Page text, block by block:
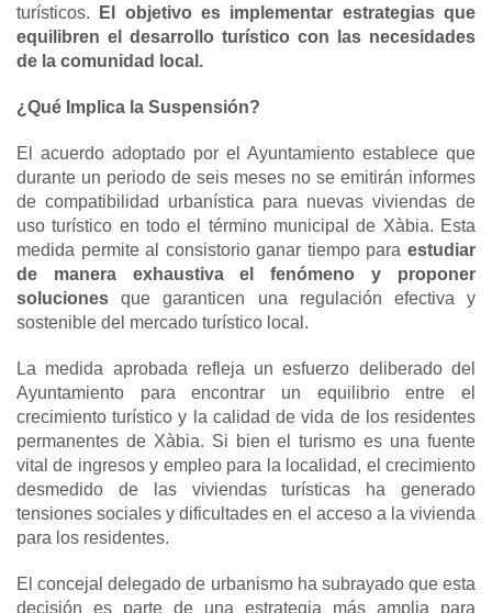
turísticos.
El objetivo es implementar estrategias que
equilibren el desarrollo turístico con las necesidades
de la comunidad local.
¿Qué Implica la Suspensión?
El acuerdo adoptado por el Ayuntamiento establece que
durante un periodo de seis meses no se emitirán informes
de compatibilidad urbanística para nuevas viviendas de
uso turístico en todo el término municipal de Xàbia. Esta
medida permite al consistorio ganar tiempo para estudiar
de manera exhaustiva el fenómeno y proponer
soluciones que garanticen una regulación efectiva y
sostenible del mercado turístico local.
La medida aprobada refleja un esfuerzo deliberado del
Ayuntamiento para encontrar un equilibrio entre el
crecimiento turístico y la calidad de vida de los residentes
permanentes de Xàbia. Si bien el turismo es una fuente
vital de ingresos y empleo para la localidad, el crecimiento
desmedido de las viviendas turísticas ha generado
tensiones sociales y dificultades en el acceso a la vivienda
para los residentes.
El concejal delegado de urbanismo ha subrayado que esta
decisión es parte de una estrategia más amplia para